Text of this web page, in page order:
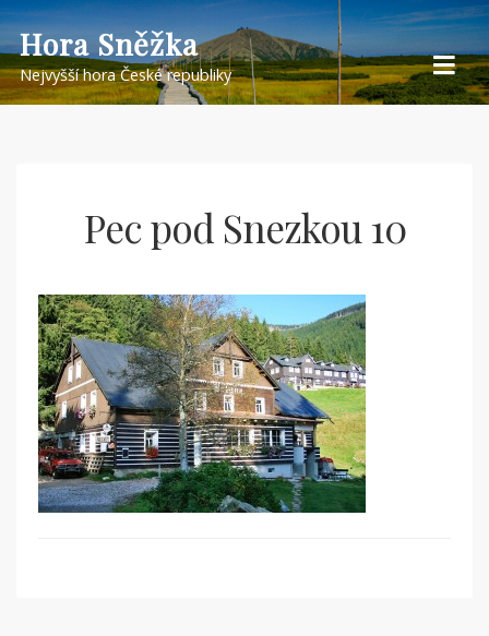
Skip
to
content
Hora Sněžka
Nejvyšší hora České republiky
Pec pod Snezkou 10